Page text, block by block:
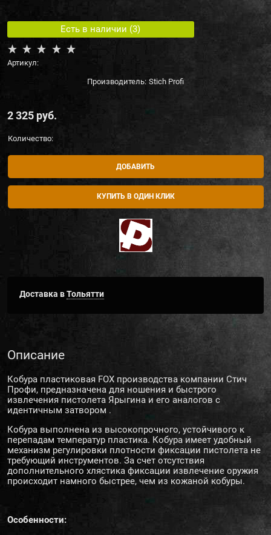
Есть в наличии (3)
Артикул:
Производитель: Stich Profi
2 325 руб.
Количество:
ДОБАВИТЬ
КУПИТЬ В ОДИН КЛИК
Доставка вТольятти
Описание
Кобура пластиковая FOX производства компании Стич
Профи, предназначена для ношения и быстрого
извлечения пистолета Ярыгина и его аналогов с
идентичным затвором .
Кобура выполнена из высокопрочного, устойчивого к
перепадам температур пластика. Кобура имеет удобный
механизм регулировки плотности фиксации пистолета не
требующий инструментов. За счет отсутствия
дополнительного хлястика фиксации извлечение оружия
происходит намного быстрее, чем из кожаной кобуры.
Особенности: